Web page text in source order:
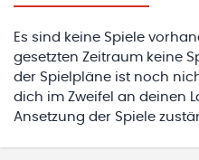
Es sind keine Spiele
gesetzten Zeitraum keine
der Spielpläne ist noch
dich im Zweifel an deinen
Ansetzung der Spiele